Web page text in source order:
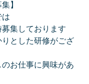
】
集しております
とした研修がござ
お仕事に興味があ